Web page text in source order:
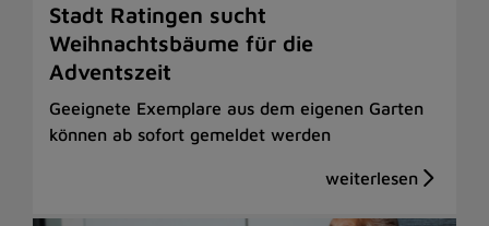
Stadt Ratingen sucht
Weihnachtsbäume für die
Adventszeit
Geeignete Exemplare aus dem eigenen Garten
können ab sofort gemeldet werden